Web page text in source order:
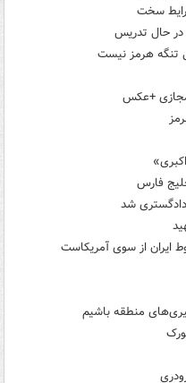
سخت
در حال تدریس
تنگه هرمز نیست
+عکس
شد
ایران از سوی آمریکاست
منطقه باشیم